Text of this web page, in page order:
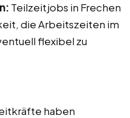
Teilzeitjobs in Frechen
die Arbeitszeiten im
flexibel zu
haben